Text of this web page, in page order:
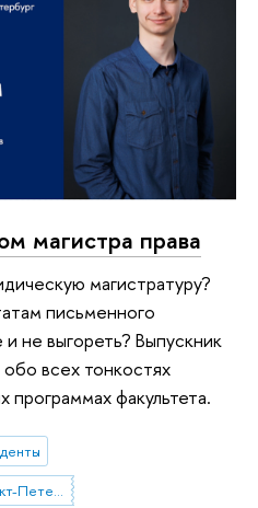
магистра права
магистратуру?
письменного
не выгореть? Выпускник
всех тонкостях
программах факультета.
Юридический факультет (Санкт-Петербург)